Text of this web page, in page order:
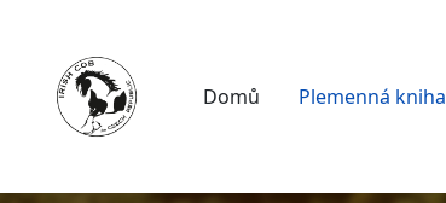
Domů Plemenná kniha